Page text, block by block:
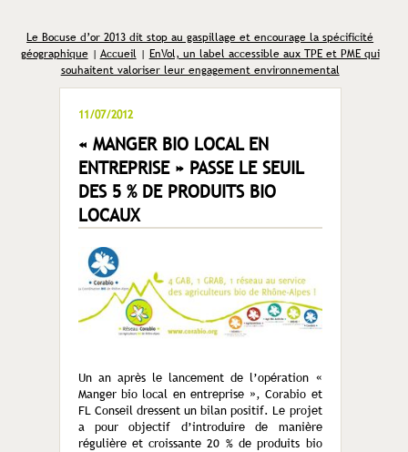
Le Bocuse d’or 2013 dit stop au gaspillage et encourage la spécificité
géographique| Accueil | EnVol, un label accessible aux TPE et PME qui
souhaitent valoriser leur engagement environnemental
11/07/2012
« MANGER BIO LOCAL EN
ENTREPRISE » PASSE LE SEUIL
DES 5 % DE PRODUITS BIO
LOCAUX
Un an après le lancement de l’opération «
Manger bio local en entreprise », Corabio et
FL Conseil dressent un bilan positif. Le projet
a pour objectif d’introduire de manière
régulière et croissante 20 % de produits bio